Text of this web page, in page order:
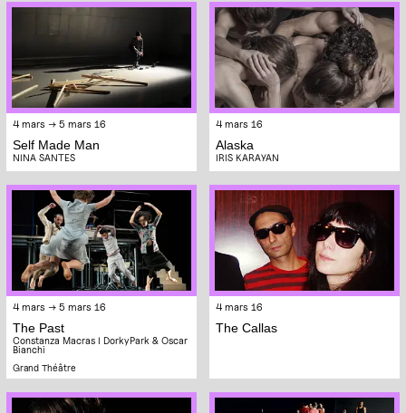
4 mars → 5 mars 16
Self Made Man
NINA SANTES
4 mars 16
Alaska
IRIS KARAYAN
4 mars → 5 mars 16
The Past
Constanza Macras I DorkyPark & Oscar
Bianchi
Grand Théâtre
4 mars 16
The Callas